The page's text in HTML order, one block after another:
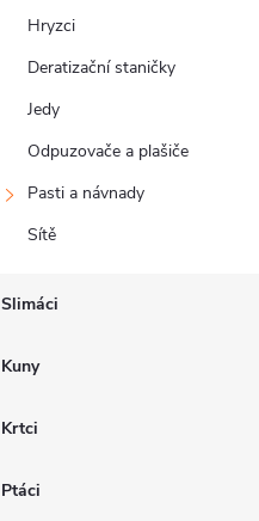
Hryzci
Deratizační staničky
Jedy
Odpuzovače a plašiče
Pasti a návnady
Sítě
Slimáci
Kuny
Krtci
Ptáci